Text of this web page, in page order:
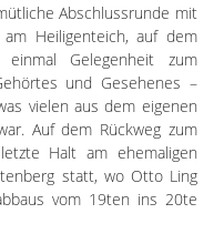
Abschlussrunde mit
Heiligenteich, auf dem
Gelegenheit zum
und Gesehenes –
vielen aus dem eigenen
Auf dem Rückweg zum
Halt am ehemaligen
statt, wo Otto Ling
vom 19ten ins 20te